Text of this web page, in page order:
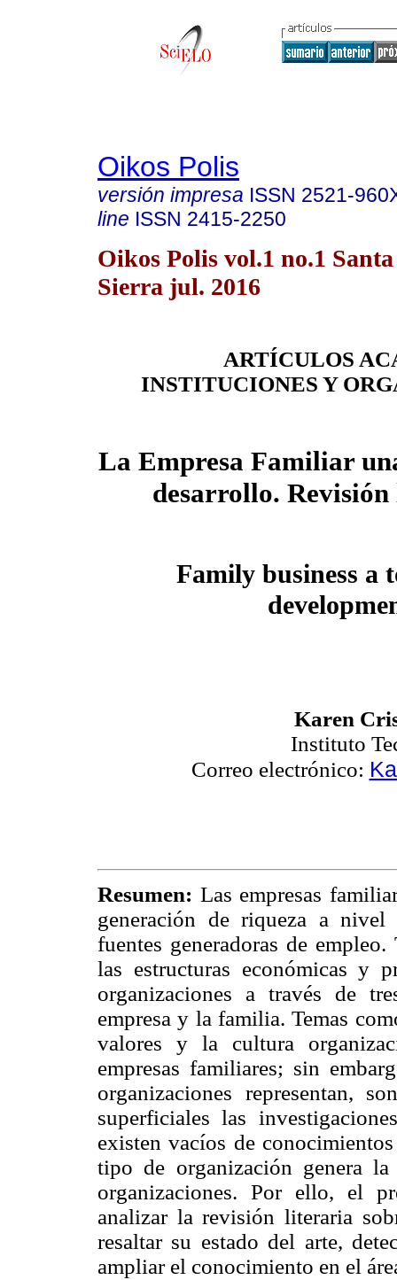
Oikos Polis
versión impresa ISSN 2521-
line ISSN 2415-2250
Oikos Polis vol.1 no.1
Sierra jul. 2016
ARTÍCULOS
INSTITUCIONES Y
La Empresa Familiar
desarrollo.
Family business a
Karen
Instituto
Correo electrónico:
Resumen: Las empresas
generación de riqueza a
fuentes generadoras de
las estructuras económicas y
organizaciones a través de
empresa y la familia. Temas
valores y la cultura
empresas familiares; sin
organizaciones representan,
superficiales las
existen vacíos de
tipo de organización genera
organizaciones. Por ello, el
analizar la revisión literaria
resaltar su estado del arte,
ampliar el conocimiento en el